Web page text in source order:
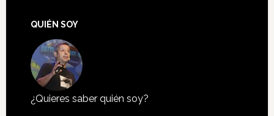
QUIÉN SOY
¿Quieres saber quién soy?